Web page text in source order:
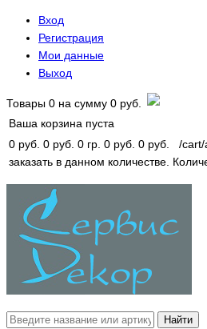
Вход
Регистрация
Мои данные
Выход
Товары 0 на сумму 0 руб.
Ваша корзина пуста
0 руб. 0 руб. 0 гр. 0 руб. 0 руб. /cart/
заказать в данном количестве.